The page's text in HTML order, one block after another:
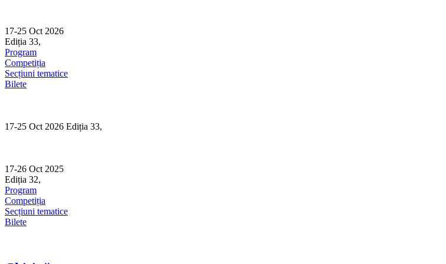
content
17-25 Oct 2026
Ediția 33,
Program
Competiția
Secțiuni tematice
Bilete
17-25 Oct 2026 Ediția 33,
17-26 Oct 2025
Ediția 32,
Program
Competiția
Secțiuni tematice
Bilete